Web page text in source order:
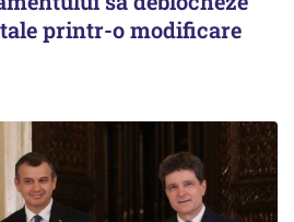
printr-o modificare